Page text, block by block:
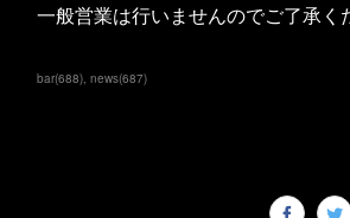
一般営業は行いませんのでご了承く
bar(688) news(687)